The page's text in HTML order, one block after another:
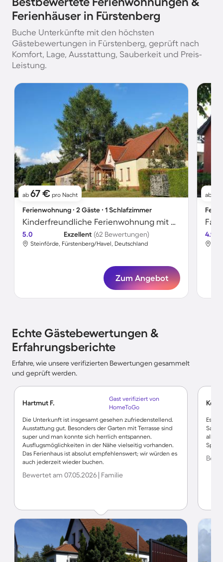
Ferienhäuser in Fürstenberg
Buche Unterkünfte mit den höchsten
Gästebewertungen in Fürstenberg, geprüft nach
Komfort, Lage, Ausstattung, Sauberkeit und Preis-
Leistung.
ab 67 € pro Nacht
Ferienwohnung ∙ 2 Gäste ∙ 1 Schlafzimmer
Kinderfreundliche Ferienwohnung mit Grill und Garten | Haustierfreundlich
5.0 Exzellent (62 Bewertungen)
Steinförde, Fürstenberg/Havel, Deutschland
Zum Angebot
ab
4.9
Echte Gästebewertungen &
Erfahrungsberichte
Erfahre, wie unsere verifizierten Bewertungen gesammelt
und geprüft werden.
Hartmut F.
Gast verifiziert von
HomeToGo
Die Unterkunft ist insgesamt gesehen zufriedenstellend.
Ausstattung gut. Besonders der Garten mit Terrasse sind
super und man konnte sich herrlich entspannen.
Ausflugsmöglichkeiten in der Nähe vielseitig vorhanden.
Das Ferienhaus ist absolut empfehlenswert; wir würden es
auch jederzeit wieder buchen.
Bewertet am 07.05.2026 | Familie
Es ist
allem